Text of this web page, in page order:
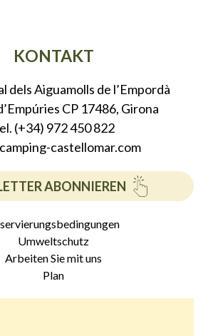
KONTAKT
dels Aiguamolls de l’Empordà
CP 17486, Girona
(+34) 972 450 822
castellomar.com
ABONNIEREN
Umweltschutz
Arbeiten Sie mit uns
Plan